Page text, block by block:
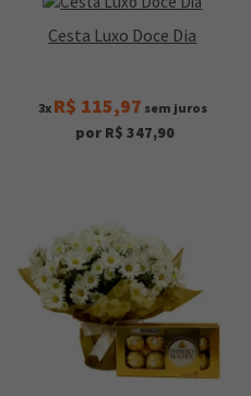
Cesta Luxo Doce Dia
3x R$ 115,97 sem juros
por R$ 347,90